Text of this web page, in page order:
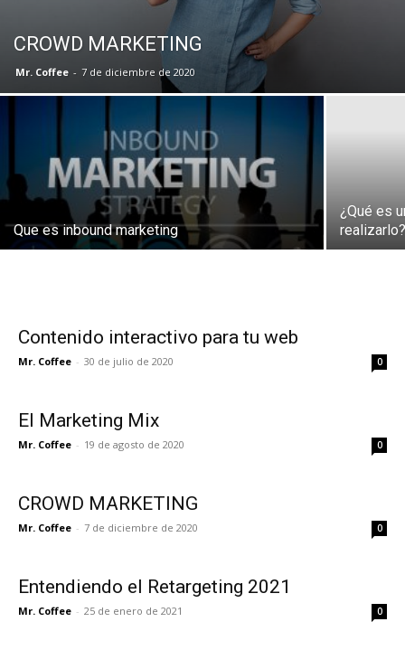
CROWD MARKETING
Mr. Coffee - 7 de diciembre de 2020
Que es inbound marketing
¿Qué es
Contenido interactivo para tu web
Mr. Coffee - 30 de julio de 2020 0
El Marketing Mix
Mr. Coffee - 19 de agosto de 2020 0
CROWD MARKETING
Mr. Coffee - 7 de diciembre de 2020 0
Entendiendo el Retargeting 2021
Mr. Coffee - 25 de enero de 2021 0